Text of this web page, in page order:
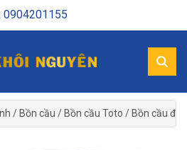
0904201155
/ Bồn cầu / Bồn cầu Toto / Bồn cầu